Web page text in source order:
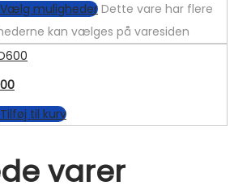
Vælg muligheder Dette vare har flere
kan vælges på varesiden
Tilføj til kurv
varer